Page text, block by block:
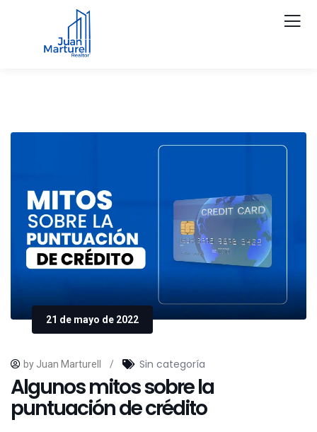
21 de mayo de 2022
by Juan Marturell / Sin categoría
Algunos mitos sobre la
puntuación de crédito